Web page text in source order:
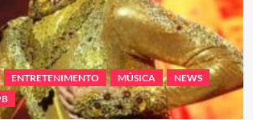
ENTRETENIMENTO MÚSICA
NEWS